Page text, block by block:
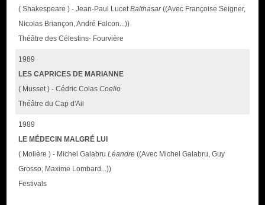
( Shakespeare ) - Jean-Paul LucetBalthasar((Avec Françoise Seigner,
Nicolas Briançon, André Falcon...))
Théâtre des Célestins- Fourvière
1989
LES CAPRICES DE MARIANNE
( Musset ) - Cédric ColasCoelio
Théâtre du Cap d'Ail
1989
LE MÉDECIN MALGRÉ LUI
( Molière ) - Michel GalabruLéandre ((Avec Michel Galabru, Guy
Grosso, Maxime Lombard...))
Festivals